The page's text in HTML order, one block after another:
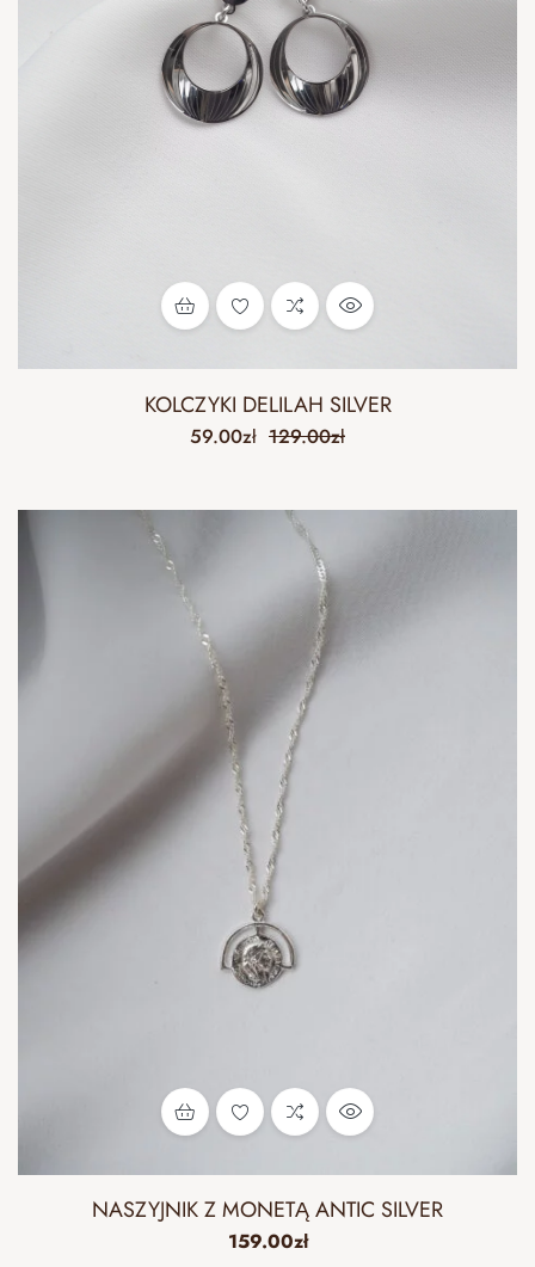
KOLCZYKI DELILAH SILVER
129.00zł
59.00zł
NASZYJNIK Z MONETĄ ANTIC SILVER
159.00zł